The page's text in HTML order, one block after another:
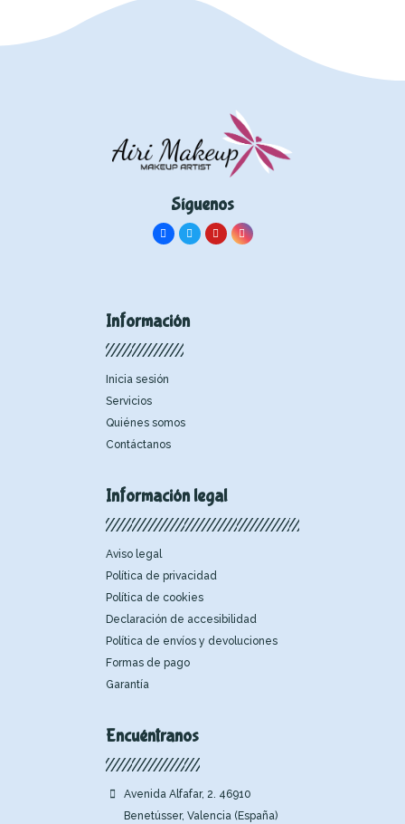
Síguenos
Información
Inicia sesión
Servicios
Quiénes somos
Contáctanos
Información legal
Aviso legal
Política de privacidad
Política de cookies
Declaración de accesibilidad
Política de envíos y devoluciones
Formas de pago
Garantía
Encuéntranos
Avenida Alfafar, 2. 46910
Benetússer, Valencia (España)